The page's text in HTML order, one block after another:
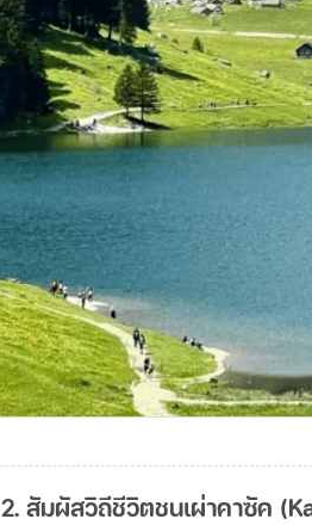
2. สัมผัสวิถีชีวิตชนเผ่าคาซัค